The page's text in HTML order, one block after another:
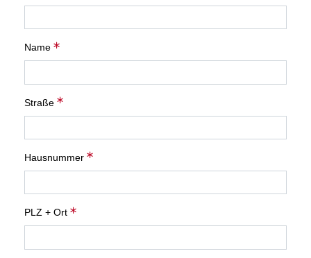
Name
Straße
Hausnummer
PLZ + Ort